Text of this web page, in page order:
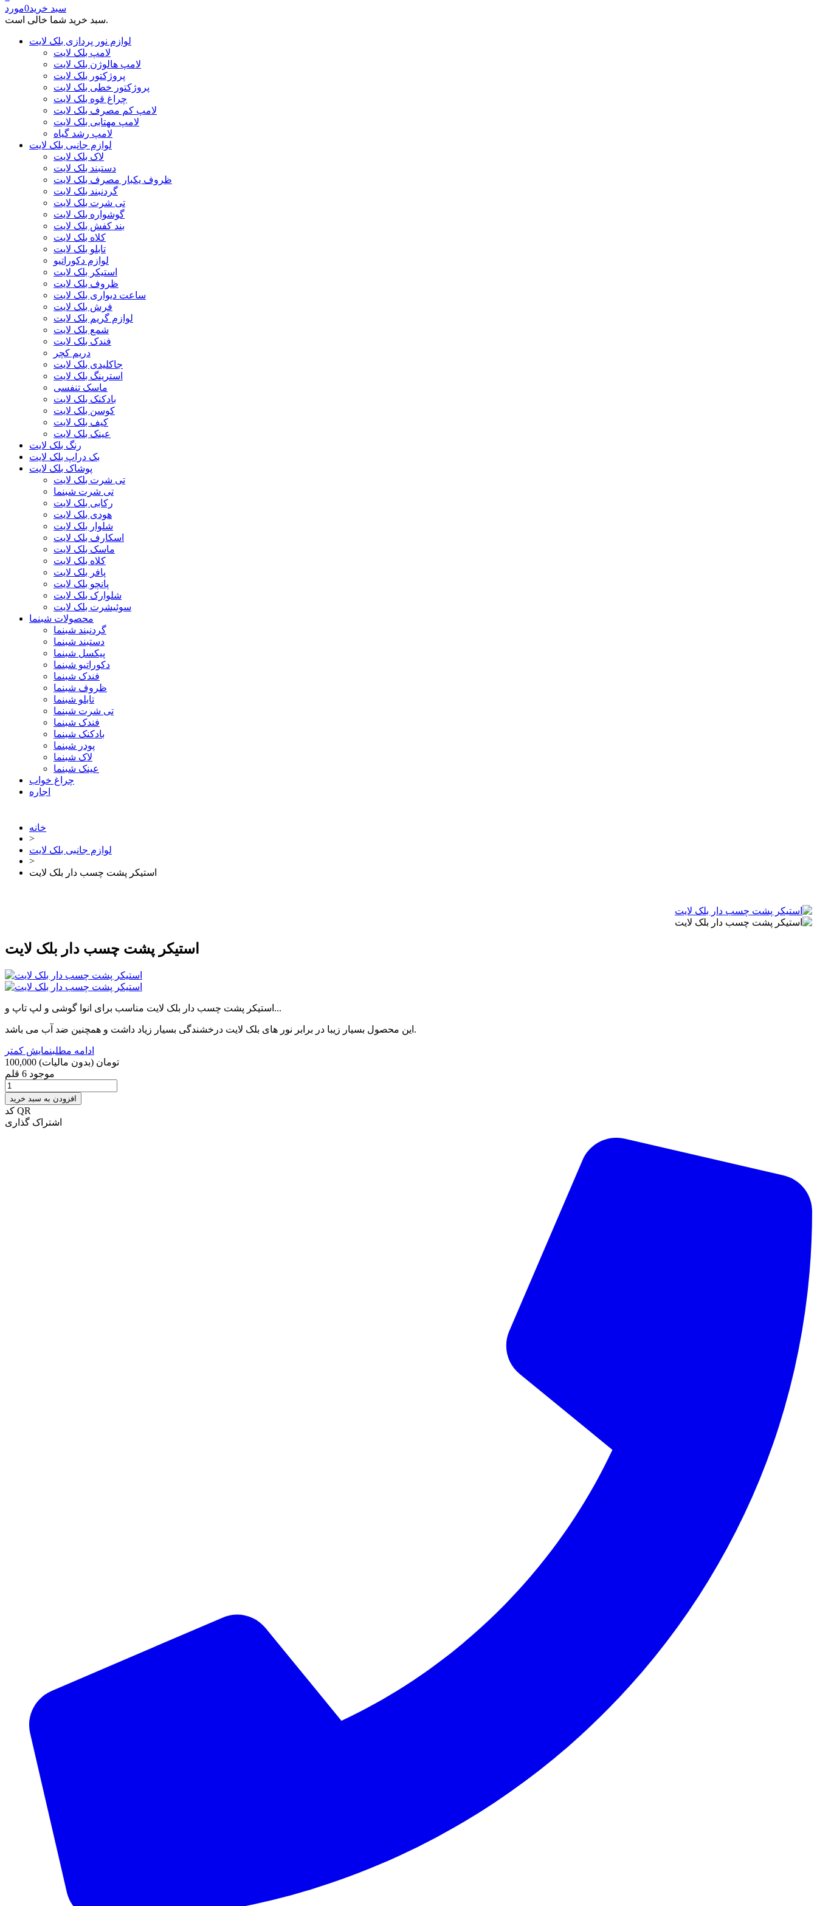
سبد خرید0مورد
سبد خرید شما خالی است.
لوازم نور پردازی بلک لایت
لامپ بلک لایت
لامپ هالوژن بلک لایت
پروژکتور بلک لایت
پروژکتور خطی بلک لایت
چراغ قوه بلک لایت
لامپ کم مصرف بلک لایت
لامپ مهتابی بلک لایت
لامپ رشد گیاه
لوازم جانبی بلک لایت
لاک بلک لایت
دستبند بلک لایت
ظروف یکبار مصرف بلک لایت
گردنبند بلک لایت
تی شرت بلک لایت
گوشواره بلک لایت
بند کفش بلک لایت
کلاه بلک لایت
تابلو بلک لایت
لوازم دکوراتیو
استیکر بلک لایت
ظروف بلک لایت
ساعت دیواری بلک لایت
فرش بلک لایت
لوازم گریم بلک لایت
شمع بلک لایت
فندک بلک لایت
دریم کچر
جاکلیدی بلک لایت
استرینگ بلک لایت
ماسک تنفسی
بادکنک بلک لایت
کوسن بلک لایت
کیف بلک لایت
عینک بلک لایت
رنگ بلک لایت
بک دراپ بلک لایت
پوشاک بلک لایت
تی شرت بلک لایت
تی شرت شبنما
رکابی بلک لایت
هودی بلک لایت
شلوار بلک لایت
اسکارف بلک لایت
ماسک بلک لایت
کلاه بلک لایت
پافر بلک لایت
پانچو بلک لایت
شلوارک بلک لایت
سوئیشرت بلک لایت
محصولات شبنما
گردنبند شبنما
دستبند شبنما
پیکسل شبنما
دکوراتیو شبنما
فندک شبنما
ظروف شبنما
تابلو شبنما
تی شرت شبنما
فندک شبنما
بادکنک شبنما
پودر شبنما
لاک شبنما
عینک شبنما
چراغ خواب
اجاره
خانه
>
لوازم جانبی بلک لایت
>
استیکر پشت چسب دار بلک لایت
استیکر پشت چسب دار بلک لایت
استیکر پشت چسب دار بلک لایت مناسب برای انوا گوشی و لپ تاپ و...
این محصول بسیار زیبا در برابر نور های بلک لایت درخشندگی بسیار زیاد داشت و همچنین ضد آب می باشد.
ادامه مطلبنمایش کمتر
100,000 تومان (بدون مالیات)
موجود 6 قلم
افزودن به سبد خرید
کد QR
اشتراک گذاری